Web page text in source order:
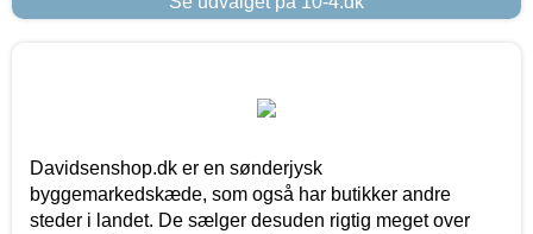
Davidsenshop.dk er en sønderjysk
byggemarkedskæde, som også har butikker andre
steder i landet. De sælger desuden rigtig meget over